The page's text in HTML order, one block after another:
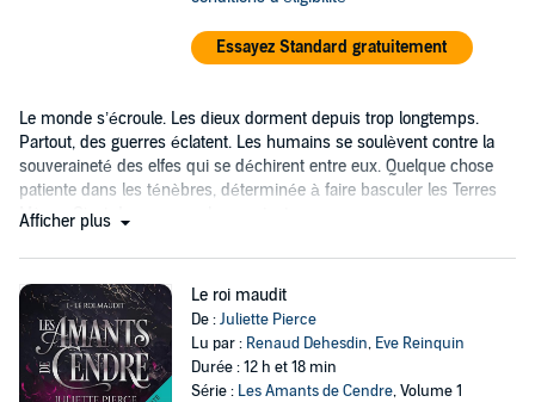
Essayez Standard gratuitement
Le monde s’écroule. Les dieux dorment depuis trop longtemps.
Partout, des guerres éclatent. Les humains se soulèvent contre la
souveraineté des elfes qui se déchirent entre eux. Quelque chose
patiente dans les ténèbres, déterminée à faire basculer les Terres
Mères. C’est dans ce sombre contexte...
Afficher plus
Le roi maudit
De :Juliette Pierce
Lu par : Renaud Dehesdin, Eve Reinquin
Durée : 12 h et 18 min
Série : Les Amants de Cendre, Volume 1